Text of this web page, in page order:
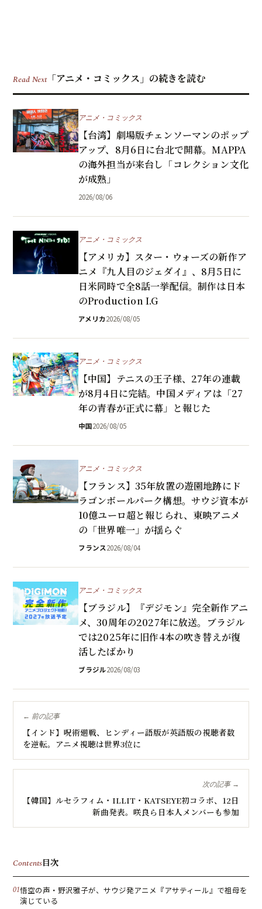
Read Next「アニメ・コミックス」の続きを読む
アニメ・コミックス
【台湾】劇場版チェンソーマンのポップ
アップ、8月6日に台北で開幕。MAPPA
の海外担当が来台し「コレクション文化
が成熟」
2026/08/06
アニメ・コミックス
【アメリカ】スター・ウォーズの新作ア
ニメ『九人目のジェダイ』、8月5日に
日米同時で全8話一挙配信。制作は日本
のProduction I.G
アメリカ2026/08/05
アニメ・コミックス
【中国】テニスの王子様、27年の連載
が8月4日に完結。中国メディアは「27
年の青春が正式に幕」と報じた
中国2026/08/05
アニメ・コミックス
【フランス】35年放置の遊園地跡にド
ラゴンボールパーク構想。サウジ資本が
10億ユーロ超と報じられ、東映アニメ
の「世界唯一」が揺らぐ
フランス2026/08/04
アニメ・コミックス
【ブラジル】『デジモン』完全新作アニ
メ、30周年の2027年に放送。ブラジル
では2025年に旧作4本の吹き替えが復
活したばかり
ブラジル2026/08/03
← 前の記事
【インド】呪術廻戦、ヒンディー語版が英語版の視聴者数
を逆転。アニメ視聴は世界3位に
次の記事 →
【韓国】ルセラフィム・ILLIT・KATSEYE初コラボ、12日
新曲発表。咲良ら日本人メンバーも参加
Contents目次
悟空の声・野沢雅子が、サウジ発アニメ『アサティール』で祖母を
演じている